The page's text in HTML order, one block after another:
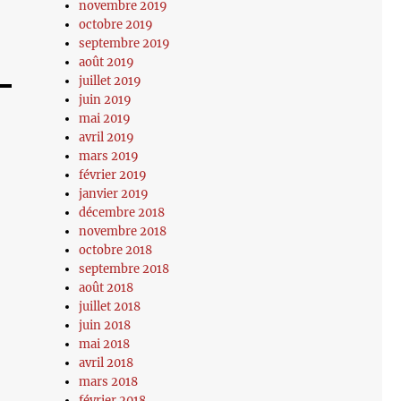
novembre 2019
octobre 2019
septembre 2019
août 2019
juillet 2019
juin 2019
mai 2019
avril 2019
mars 2019
février 2019
janvier 2019
décembre 2018
novembre 2018
octobre 2018
septembre 2018
août 2018
juillet 2018
juin 2018
mai 2018
avril 2018
mars 2018